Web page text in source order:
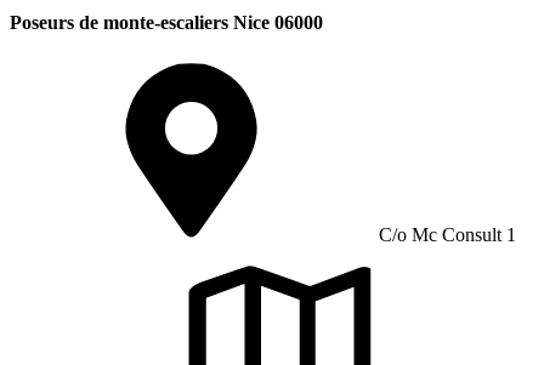
Poseurs de monte-escaliers Nice 06000
C/o Mc Consult 1